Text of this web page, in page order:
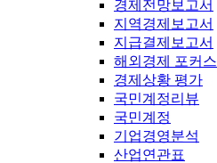
경제전망보고서
지역경제보고서
지급결제보고서
해외경제 포커스
경제상황 평가
국민계정리뷰
국민계정
기업경영분석
산업연관표